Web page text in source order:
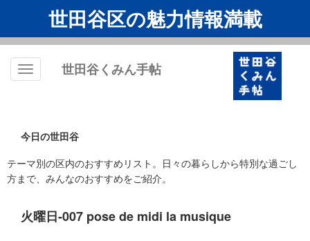
世田谷区の魅力情報満載
Toggle
世田谷くみん手帖
今日の世田谷
テーマ別の区内のおすすめリスト。日々の暮らしから特別な過ごし
方まで、みんなのおすすめをご紹介。
火曜日-007 pose de midi la musique